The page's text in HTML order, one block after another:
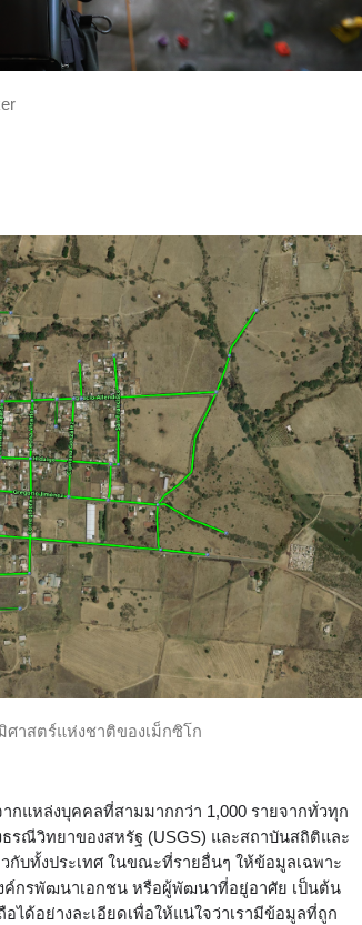
าสตร์แห่งชาติของเม็กซิโก
แหล่งบุคคลที่สามมากกว่า 1,000 รายจากทั่วทุก
รณีวิทยาของสหรัฐ (USGS) และสถาบันสถิติและ
กับทั้งประเทศ ในขณะที่รายอื่นๆ ให้ข้อมูลเฉพาะ
ค์กรพัฒนาเอกชน หรือผู้พัฒนาที่อยู่อาศัย เป็นต้น
ได้อย่างละเอียดเพื่อให้แน่ใจว่าเรามีข้อมูลที่ถูก